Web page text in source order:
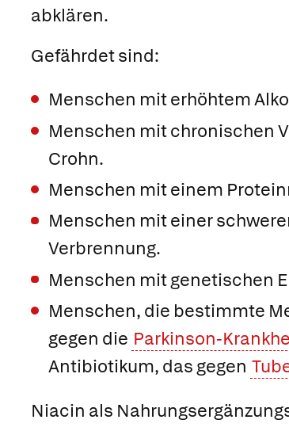
abklären.
Gefährdet sind:
Menschen mit erhöhtem
Menschen mit chronischen
Crohn.
Menschen mit einem
Menschen mit einer
Verbrennung.
Menschen mit genetischen
Menschen, die bestimmte
gegen die Parkinson-
Antibiotikum, das gegen
Niacin als